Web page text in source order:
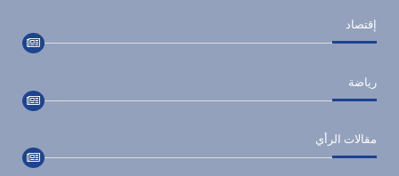
إقتصاد
رياضة
مقالات الرأي